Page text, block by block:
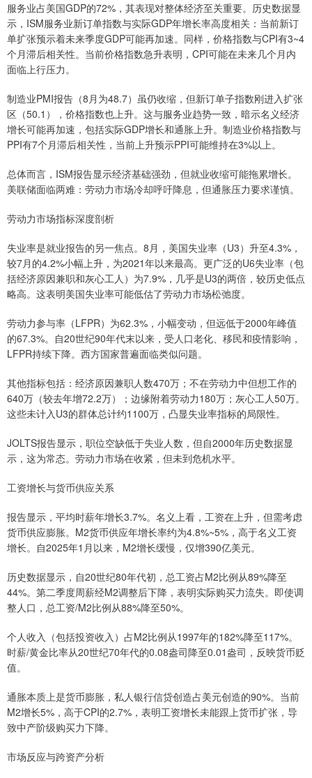
服务业占美国GDP的72%，其表现对整体经济至关重要。历史数据显
示，ISM服务业新订单指数与实际GDP年增长率高度相关：当前新订
单扩张预示着未来季度GDP可能再加速。同样，价格指数与CPI有3~4
个月滞后相关性。当前价格指数急升表明，CPI可能在未来几个月内
面临上行压力。
制造业PMI报告（8月为48.7）虽仍收缩，但新订单子指数刚进入扩张
区（50.1），价格指数也上升。这与服务业趋势一致，暗示名义经济
增长可能再加速，包括实际GDP增长和通胀上升。制造业价格指数与
PPI有7个月滞后相关性，当前上升预示PPI可能维持在3%以上。
总体而言，ISM报告显示经济基础强劲，但就业收缩可能拖累增长。
美联储面临两难：劳动力市场冷却呼吁降息，但通胀压力要求谨慎。
劳动力市场指标深度剖析
失业率是就业报告的另一焦点。8月，美国失业率（U3）升至4.3%，
较7月的4.2%小幅上升，为2021年以来最高。更广泛的U6失业率（包
括经济原因兼职和灰心工人）为7.9%，几乎是U3的两倍，较历史低点
略高。这表明美国失业率可能低估了劳动力市场松弛度。
劳动力参与率（LFPR）为62.3%，小幅变动，但远低于2000年峰值
的67.3%。自20世纪90年代末以来，受人口老化、移民和疫情影响，
LFPR持续下降。西方国家普遍面临类似问题。
其他指标包括：经济原因兼职人数470万；不在劳动力中但想工作的
640万（较去年增72.2万）；边缘附着劳动力180万；灰心工人50万。
这些未计入U3的群体总计约1100万，凸显失业率指标的局限性。
JOLTS报告显示，职位空缺低于失业人数，但自2000年历史数据显
示，这为常态。劳动力市场在收紧，但未到危机水平。
工资增长与货币供应关系
报告显示，平均时薪年增长3.7%。名义上看，工资在上升，但需考虑
货币供应膨胀。M2货币供应年增长率约为4.8%~5%，高于名义工资
增长。自2025年1月以来，M2增长缓慢，仅增390亿美元。
历史数据显示，自20世纪80年代初，总工资占M2比例从89%降至
44%。第二季度周薪经M2调整后下降，表明实际购买力流失。即使调
整人口，总工资/M2比例从88%降至50%。
个人收入（包括投资收入）占M2比例从1997年的182%降至117%。
时薪/黄金比率从20世纪70年代的0.08盎司降至0.01盎司，反映货币贬
值。
通胀本质上是货币膨胀，私人银行信贷创造占美元创造的90%。当前
M2增长5%，高于CPI的2.7%，表明工资增长未能跟上货币扩张，导
致中产阶级购买力下降。
市场反应与跨资产分析